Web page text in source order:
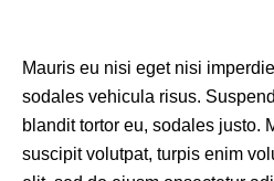
Mauris eu nisi eget nisi
sodales vehicula risus.
blandit tortor eu, sodales justo.
suscipit volutpat, turpis enim